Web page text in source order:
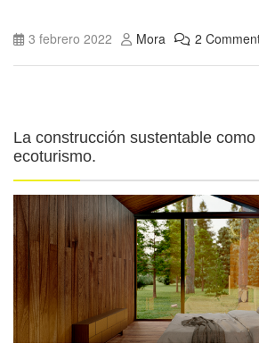
3 febrero 2022 Mora 2
La construcción sustentable como
ecoturismo.